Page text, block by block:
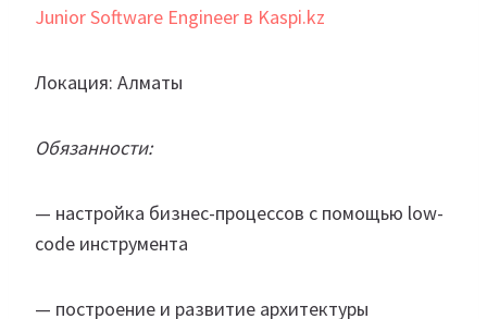
Junior Software Engineer в Kaspi.kz
Локация: Алматы
Обязанности:
— настройка бизнес-процессов с помощью low-
code инструмента
— построение и развитие архитектуры